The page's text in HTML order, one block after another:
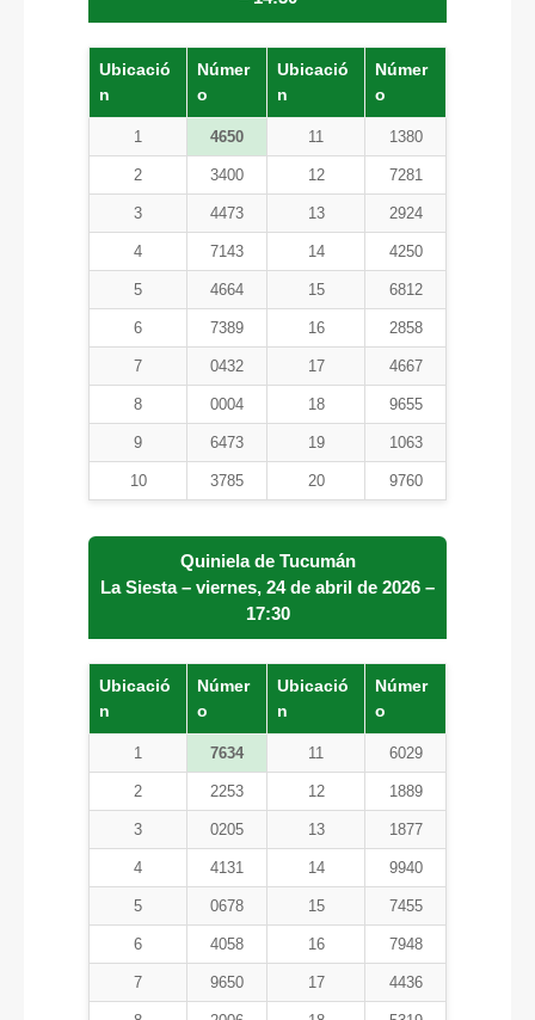
Ubicació
n
Númer
o
Ubicació
n
Númer
o
1 4650 11 1380
2 3400 12 7281
3 4473 13 2924
4 7143 14 4250
5 4664 15 6812
6 7389 16 2858
7 0432 17 4667
8 0004 18 9655
9 6473 19 1063
10 3785 20 9760
Quiniela de Tucumán
La Siesta – viernes, 24 de abril de 2026 –
17:30
Ubicació
n
Númer
o
Ubicació
n
Númer
o
1 7634 11 6029
2 2253 12 1889
3 0205 13 1877
4 4131 14 9940
5 0678 15 7455
6 4058 16 7948
7 9650 17 4436